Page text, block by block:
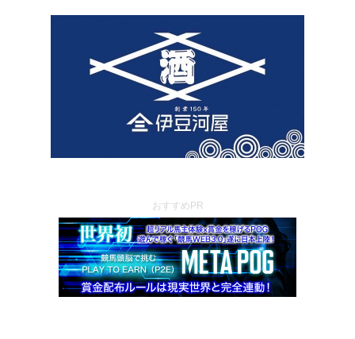
おすすめPR